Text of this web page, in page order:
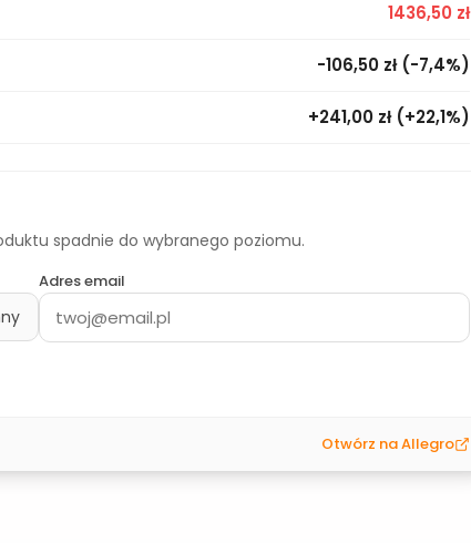
1436,50 zł
-106,50 zł(-7,4%)
+241,00 zł(+22,1%)
spadnie do wybranego poziomu.
Adres email
Otwórz na Allegro